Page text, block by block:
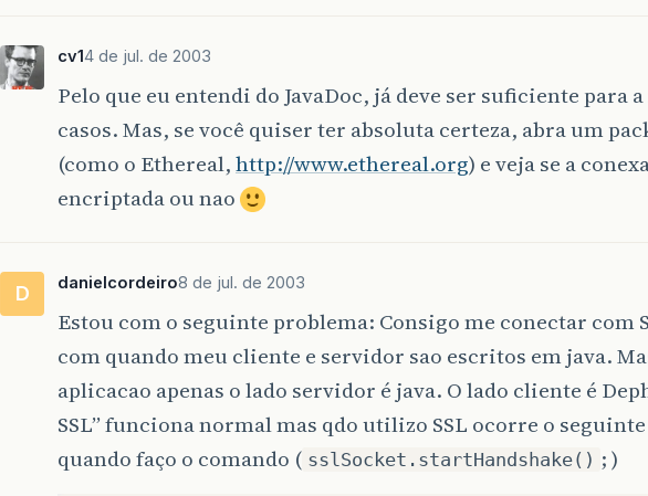
cv14 de jul. de 2003
Pelo que eu entendi do JavaDoc, já deve ser suficiente para
casos. Mas, se você quiser ter absoluta certeza, abra um
(como o Ethereal,http://www.ethereal.org) e veja se a
encriptada ou nao
D danielcordeiro8 de jul. de 2003
Estou com o seguinte problema: Consigo me conectar com
com quando meu cliente e servidor sao escritos em java.
aplicacao apenas o lado servidor é java. O lado cliente é
SSL” funciona normal mas qdo utilizo SSL ocorre o
quando faço o comando ( sslSocket.startHandshake() ; )